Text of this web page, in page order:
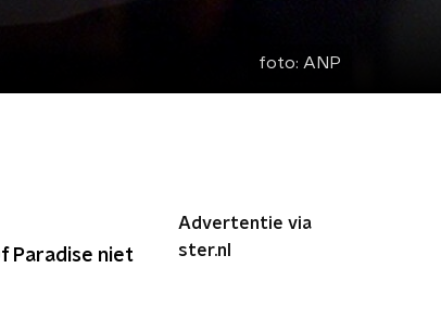
foto: ANP
Paradise niet
Advertentie via
ster.nl